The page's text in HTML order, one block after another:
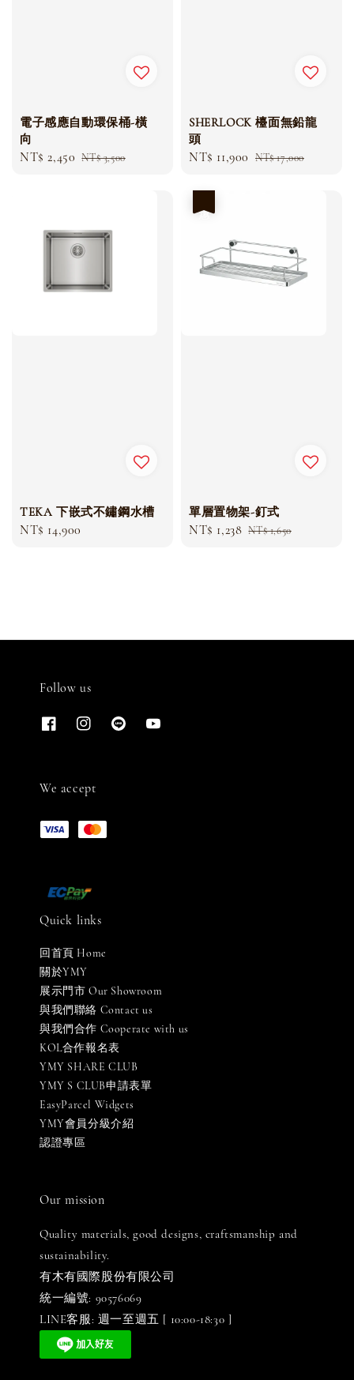
電子感應自動環保桶-橫
向
Sale
NT$ 2,450 Regular
NT$ 3,500
SHERLOCK 檯面無鉛龍
頭
Sale
NT$ 11,900 Regular
NT$ 17,000
TEKA 下嵌式不鏽鋼水槽
Regular
NT$ 14,900
單層置物架-釘式
Sale
NT$ 1,238 Regular
NT$ 1,650
Follow us
We accept
Quick links
回首頁 Home
關於YMY
展示門市 Our Showroom
與我們聯絡 Contact us
與我們合作 Cooperate with us
KOL合作報名表
YMY SHARE CLUB
YMY S CLUB申請表單
EasyParcel Widgets
YMY會員分級介紹
認證專區
Our mission
Quality materials, good designs, craftsmanship and
sustainability.
有木有國際股份有限公司
統一編號: 90576069
LINE客服: 週一至週五 [ 10:00-18:30 ]